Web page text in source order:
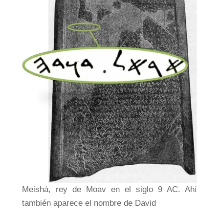
Meishá, rey de Moav en el siglo 9 AC. Ahí
también aparece el nombre de David